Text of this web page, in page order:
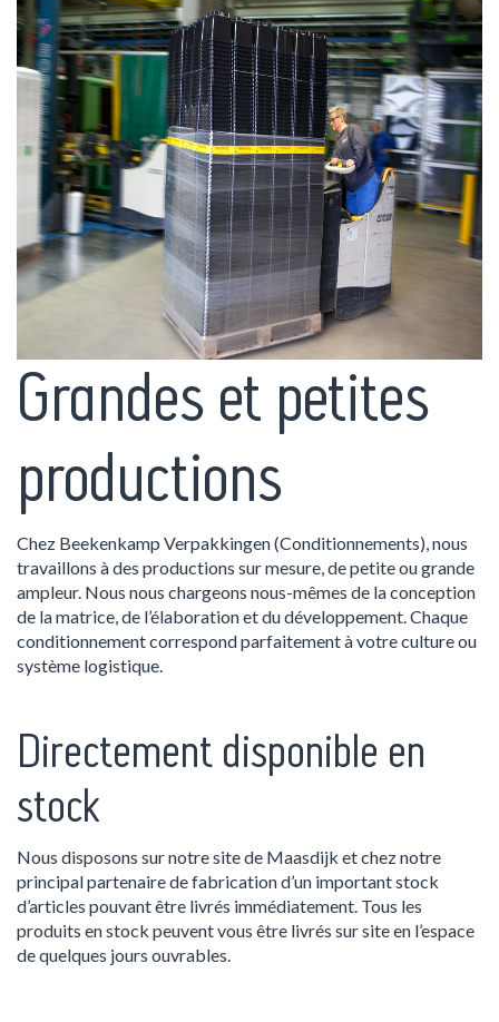
Grandes et petites
productions
Chez Beekenkamp Verpakkingen (Conditionnements), nous
travaillons à des productions sur mesure, de petite ou grande
ampleur. Nous nous chargeons nous-mêmes de la conception
de la matrice, de l’élaboration et du développement. Chaque
conditionnement correspond parfaitement à votre culture ou
système logistique.
Directement disponible en
stock
Nous disposons sur notre site de Maasdijk et chez notre
principal partenaire de fabrication d’un important stock
d’articles pouvant être livrés immédiatement. Tous les
produits en stock peuvent vous être livrés sur site en l’espace
de quelques jours ouvrables.